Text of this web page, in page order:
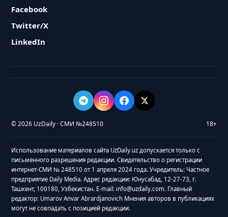
Facebook
Twitter/X
LinkedIn
© 2026 UzDaily · СМИ №248510 18+
Использование материалов сайта UzDaily.uz допускается только с
письменного разрешения редакции. Свидетельство о регистрации
интернет-СМИ № 248510 от 1 апреля 2024 года. Учредитель: Частное
предприятие Daily Media. Адрес редакции: Юнусабад, 12-27-73, г.
Ташкент, 100180, Узбекистан. E-mail: info@uzdaily.com. Главный
редактор: Umarov Anvar Abrardjanovich Мнения авторов в публикациях
могут не совпадать с позицией редакции.